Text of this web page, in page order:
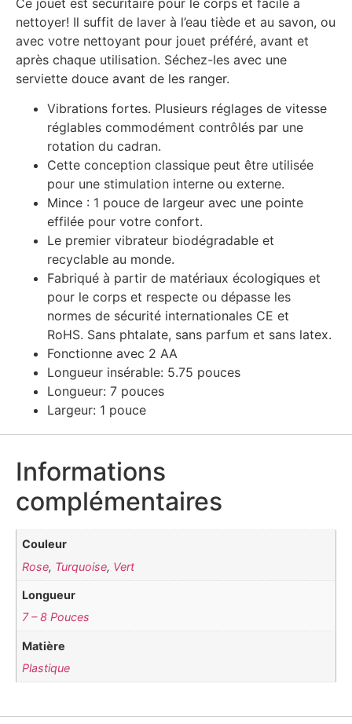
nettoyer! Il suffit de laver à l’eau tiède et au savon, ou
avec votre nettoyant pour jouet préféré, avant et
après chaque utilisation. Séchez-les avec une
serviette douce avant de les ranger.
Vibrations fortes. Plusieurs réglages de vitesse
réglables commodément contrôlés par une
rotation du cadran.
Cette conception classique peut être utilisée
pour une stimulation interne ou externe.
Mince : 1 pouce de largeur avec une pointe
effilée pour votre confort.
Le premier vibrateur biodégradable et
recyclable au monde.
Fabriqué à partir de matériaux écologiques et
pour le corps et respecte ou dépasse les
normes de sécurité internationales CE et
RoHS. Sans phtalate, sans parfum et sans latex.
Fonctionne avec 2 AA
Longueur insérable: 5.75 pouces
Longueur: 7 pouces
Largeur: 1 pouce
Informations
complémentaires
Couleur
Rose, Turquoise, Vert
Longueur
7 – 8 Pouces
Matière
Plastique